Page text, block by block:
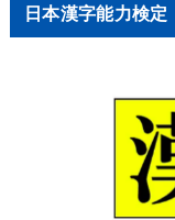
日本漢字能力検定